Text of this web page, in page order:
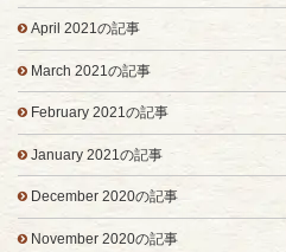
April 2021の記事
March 2021の記事
February 2021の記事
January 2021の記事
December 2020の記事
November 2020の記事